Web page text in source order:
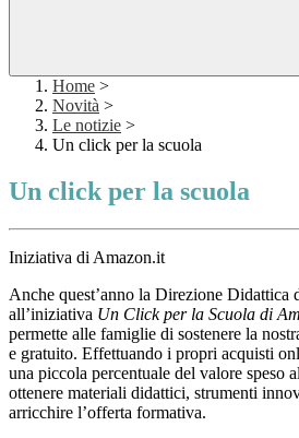
Home >
Novità >
Le notizie >
Un click per la scuola
Un click per la scuola
Iniziativa di Amazon.it
Anche quest’anno la Direzione Didattica
all’iniziativa Un Click per la Scuola di
permette alle famiglie di sostenere la
e gratuito. Effettuando i propri acquisti
una piccola percentuale del valore speso
ottenere materiali didattici, strumenti
arricchire l’offerta formativa.